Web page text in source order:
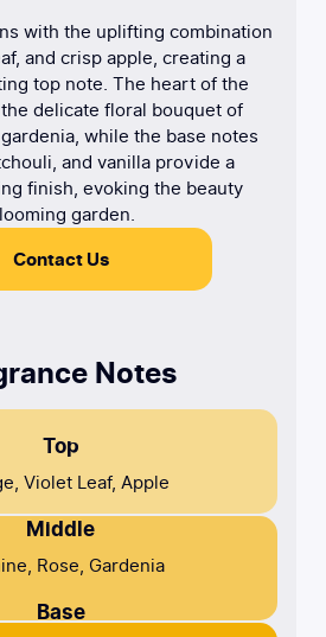
with the uplifting combination
and crisp apple, creating a
top note. The heart of the
delicate floral bouquet of
while the base notes
and vanilla provide a
finish, evoking the beauty
garden.
Contact Us
Notes
Top
Violet Leaf, Apple
Middle
Rose, Gardenia
Base